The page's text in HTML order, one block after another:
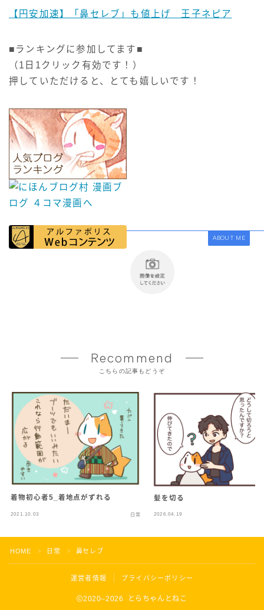
【円安加速】「鼻セレブ」も値上げ 王子ネピア
■ランキングに参加してます■
（1日1クリック有効です！）
押していただけると、とても嬉しいです！
ABOUT ME
Recommend
こちらの記事もどうぞ
着物初心者5_着地点がずれる
2021.10.03 日常
髪を切る
2026.04.19
HOME ＞ 日常 ＞ 鼻セレブ
運営者情報 プライバシーポリシー
2020–2026 とらちゃんとねこ